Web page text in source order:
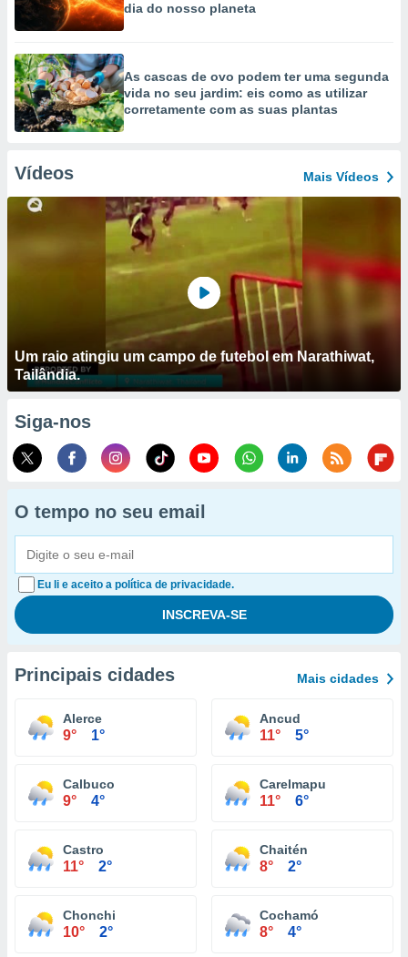
dia do nosso planeta
As cascas de ovo podem ter uma segunda
vida no seu jardim: eis como as utilizar
corretamente com as suas plantas
Vídeos Mais Vídeos
Um raio atingiu um campo de futebol em Narathiwat,
Tailândia.
Siga-nos
O tempo no seu email
Eu li e aceito a política de privacidade.
Principais cidades Mais cidades
Alerce
9° 1°
Ancud
11° 5°
Calbuco
9° 4°
Carelmapu
11° 6°
Castro
11° 2°
Chaitén
8° 2°
Chonchi
10° 2°
Cochamó
8° 4°